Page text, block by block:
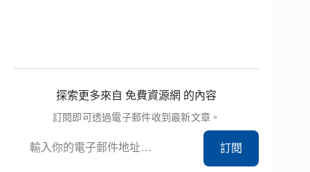
探索更多來自 免費資源網 的內容
訂閱即可透過電子郵件收到最新文章。
訂閱